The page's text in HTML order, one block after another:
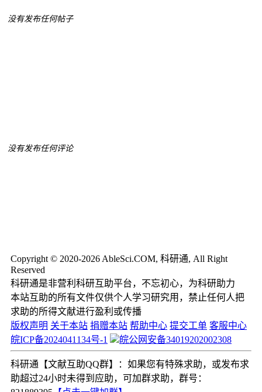
没有发布任何帖子
没有发布任何评论
Copyright © 2020-2026 AbleSci.COM, 科研通, All Right
Reserved
科研通是非营利科研互助平台，不忘初心，为科研助力
本站互助的所有文件仅供个人学习研究用，禁止任何人把
求助的所得文献进行盈利或传播
版权声明 关于本站 捐赠本站 帮助中心 提交工单 客服中心
皖ICP备2024041134号-1
皖公网安备34019202002308
科研通【文献互助QQ群】：如果您有特殊求助，或发布求
助超过24小时未得到应助，可加群求助，群号：